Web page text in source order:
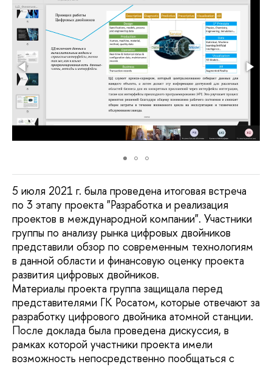
5 июля 2021 г. была проведена итоговая встреча
по 3 этапу проекта "Разработка и реализация
проектов в международной компании". Участники
группы по анализу рынка цифровых двойников
представили обзор по современным технологиям
в данной области и финансовую оценку проекта
развития цифровых двойников.
Материалы проекта группа защищала перед
представителями ГК Росатом, которые отвечают за
разработку цифрового двойника атомной станции.
После доклада была проведена дискуссия, в
рамках которой участники проекта имели
возможность непосредственно пообщаться с